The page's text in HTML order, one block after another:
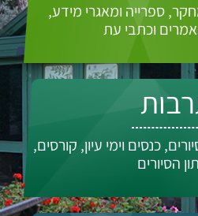
ספרייה ומאגרי מידע,
וכתבי עת
כנסים וימי עיון, קורסים,
הסיורים